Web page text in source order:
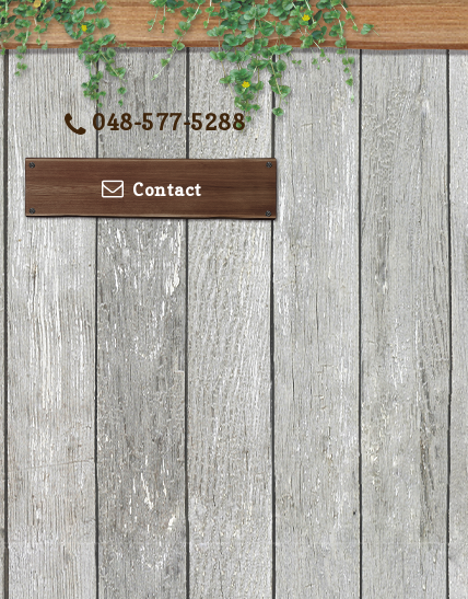
048-577-5288
Contact